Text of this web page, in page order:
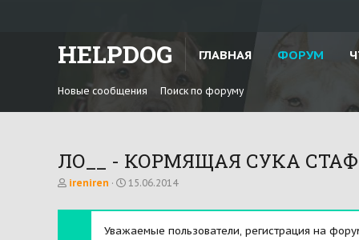
HELPDOG ГЛАВНАЯ ФОРУМ
Новые сообщения Поиск по форуму
ЛО__ - КОРМЯЩАЯ СУКА
А
т
ireniren
Д
т
н
15.06.2014
Уважаемые пользователи, регистрация на